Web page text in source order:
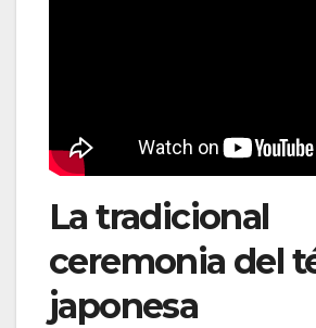
La tradicional
ceremonia del
japonesa